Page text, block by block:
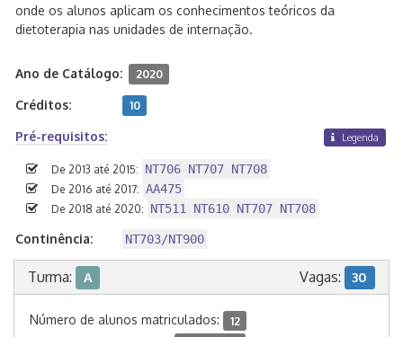
onde os alunos aplicam os conhecimentos teóricos da
dietoterapia nas unidades de internação.
Ano de Catálogo: 2020
Créditos: 10
Pré-requisitos: Legenda
De 2013 até 2015: NT706 NT707 NT708
De 2016 até 2017: AA475
De 2018 até 2020: NT511 NT610 NT707 NT708
Continência: NT703/NT900
Turma: A Vagas: 30
Número de alunos matriculados: 12